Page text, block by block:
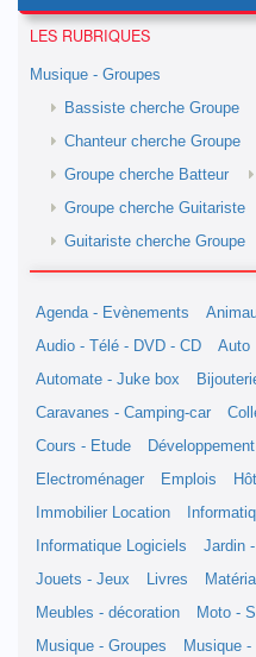
LES RUBRIQUES
Musique - Groupes
Bassiste cherche Groupe
Chanteur cherche Groupe
Groupe cherche Batteur
Groupe cherche Guitariste
Guitariste cherche Groupe
Agenda - Evènements
Audio - Télé - DVD - CD
Auto
Automate - Juke box
Caravanes - Camping-car
Cours - Etude
Electroménager
Emplois
Immobilier Location
Informatique Logiciels
Jardin
Jouets - Jeux
Livres
Meubles - décoration
Moto -
Musique - Groupes
Musique